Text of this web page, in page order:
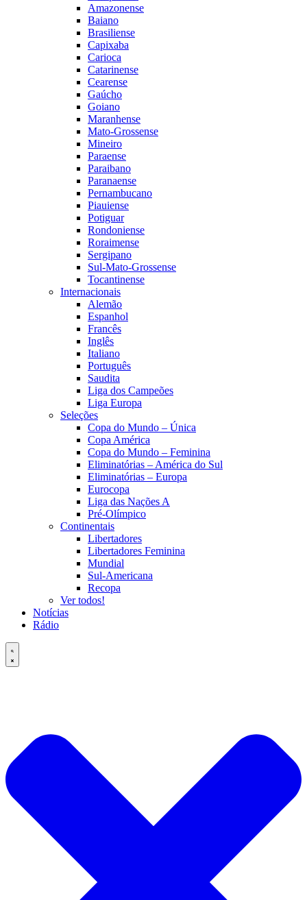
Amazonense
Baiano
Brasiliense
Capixaba
Carioca
Catarinense
Cearense
Gaúcho
Goiano
Maranhense
Mato-Grossense
Mineiro
Paraense
Paraibano
Paranaense
Pernambucano
Piauiense
Potiguar
Rondoniense
Roraimense
Sergipano
Sul-Mato-Grossense
Tocantinense
Internacionais
Alemão
Espanhol
Francês
Inglês
Italiano
Português
Saudita
Liga dos Campeões
Liga Europa
Seleções
Copa do Mundo – Única
Copa América
Copa do Mundo – Feminina
Eliminatórias – América do Sul
Eliminatórias – Europa
Eurocopa
Liga das Nações A
Pré-Olímpico
Continentais
Libertadores
Libertadores Feminina
Mundial
Sul-Americana
Recopa
Ver todos!
Notícias
Rádio